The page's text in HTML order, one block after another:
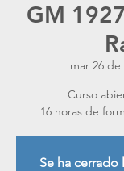
GM
mar 26
Curso
16 horas de
Se ha